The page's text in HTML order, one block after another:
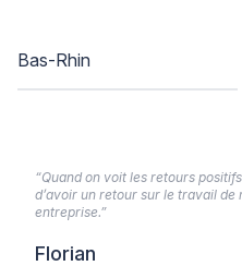
Bas-Rhin
“Quand on voit les retours
d’avoir un retour sur le travail
entreprise.”
Florian